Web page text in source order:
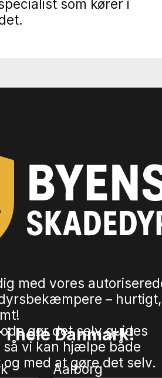
som kører i
med vores
– hurtigt,
gør det selv guides
så vi kan hjælpe både
med at gøre det selv.
hele Danmark!
Aalborg